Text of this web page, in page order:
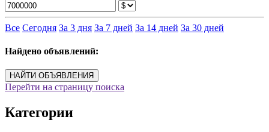
Все Сегодня За 3 дня За 7 дней За 14 дней За 30 дней
Найдено объявлений:
НАЙТИ ОБЪЯВЛЕНИЯ
Перейти на страницу поиска
Категории